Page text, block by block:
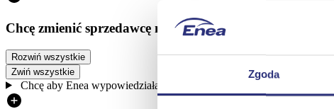
Zgoda
Chcę zmienić sprzedawcę na Eneę
Rozwiń wszystkie
Zwiń wszystkie
Chcę aby Enea wypowiedziała za mnie umowę w moim imieniu